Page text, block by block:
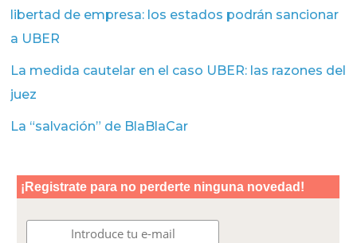
libertad de empresa: los estados podrán sancionar
a UBER
La medida cautelar en el caso UBER: las razones del
juez
La “salvación” de BlaBlaCar